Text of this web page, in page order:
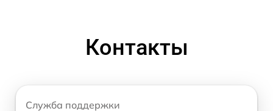
Контакты
Служба поддержки